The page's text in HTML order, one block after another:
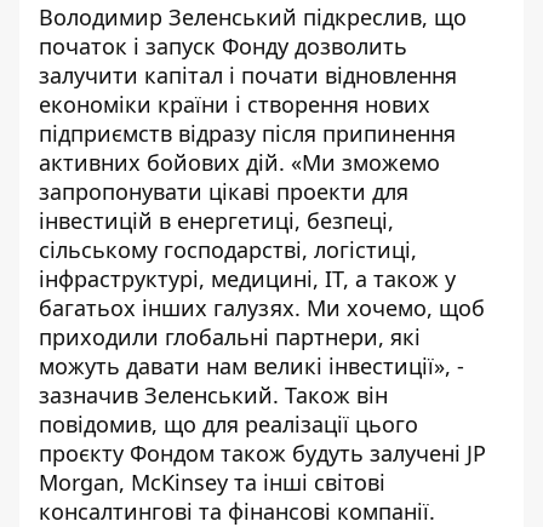
Володимир Зеленський підкреслив, що
початок і запуск Фонду дозволить
залучити капітал і почати відновлення
економіки країни і створення нових
підприємств відразу після припинення
активних бойових дій. «Ми зможемо
запропонувати цікаві проекти для
інвестицій в енергетиці, безпеці,
сільському господарстві, логістиці,
інфраструктурі, медицині, ІТ, а також у
багатьох інших галузях. Ми хочемо, щоб
приходили глобальні партнери, які
можуть давати нам великі інвестиції», -
зазначив Зеленський. Також він
повідомив, що для реалізації цього
проєкту Фондом також будуть залучені JP
Morgan, McKinsey та інші світові
консалтингові та фінансові компанії.